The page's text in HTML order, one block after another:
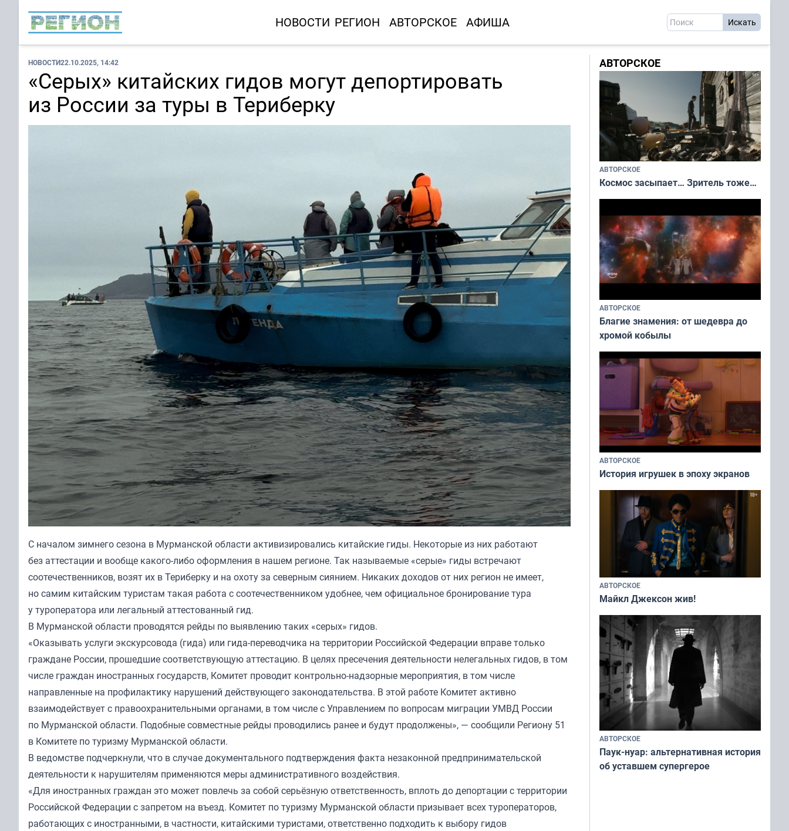
НОВОСТИ РЕГИОН АВТОРСКОЕ АФИША
НОВОСТИ22.10.2025, 14:42
«Серых» китайских гидов могут депортировать
из России за туры в Териберку
С началом зимнего сезона в Мурманской области активизировались китайские гиды. Некоторые из них работают
без аттестации и вообще какого-либо оформления в нашем регионе. Так называемые «серые» гиды встречают
соотечественников, возят их вТериберку и на охоту за северным сиянием. Никаких доходов от них регион не имеет,
но самим китайским туристам такая работа с соотечественником удобнее, чем официальное бронирование тура
у туроператора или легальный аттестованный гид.
В Мурманской области проводятся рейды по выявлению таких «серых» гидов.
«Оказывать услуги экскурсовода (гида) или гида-переводчика на территории Российской Федерации вправе только
граждане России, прошедшие соответствующую аттестацию. В целях пресечения деятельности нелегальных гидов, в том
числе граждан иностранных государств, Комитет проводит контрольно-надзорные мероприятия, в том числе
направленные на профилактику нарушений действующего законодательства. В этой работе Комитет активно
взаимодействует с правоохранительными органами, в том числе с Управлением по вопросам миграции УМВД России
по Мурманской области. Подобные совместные рейды проводились ранее и будут продолжены», — сообщили Региону 51
в Комитете по туризму Мурманской области.
В ведомстве подчеркнули, что в случае документального подтверждения факта незаконной предпринимательской
деятельности к нарушителям применяются меры административного воздействия.
«Для иностранных граждан это может повлечь за собой серьёзную ответственность, вплоть до депортации с территории
Российской Федерации с запретом на въезд. Комитет по туризму Мурманской области призывает всех туроператоров,
работающих с иностранными, в частности, китайскими туристами, ответственно подходить к выбору гидов
АВТОРСКОЕ
АВТОРСКОЕ
Космос засыпает… Зритель тоже…
АВТОРСКОЕ
Благие знамения: от шедевра до
хромой кобылы
АВТОРСКОЕ
История игрушек в эпоху экранов
АВТОРСКОЕ
Майкл Джексон жив!
АВТОРСКОЕ
Паук-нуар: альтернативная история
об уставшем супергерое